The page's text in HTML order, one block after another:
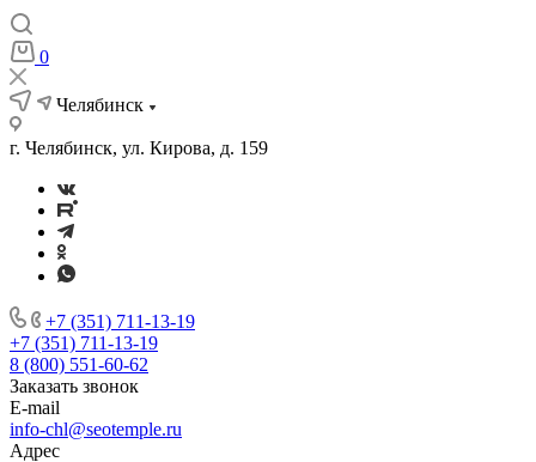
0
Челябинск
г. Челябинск, ул. Кирова, д. 159
+7 (351) 711-13-19
+7 (351) 711-13-19
8 (800) 551-60-62
Заказать звонок
E-mail
info-chl@seotemple.ru
Адрес